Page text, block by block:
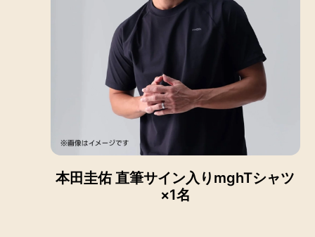
本田圭佑 直筆サイン入りmghTシャツ
×1名